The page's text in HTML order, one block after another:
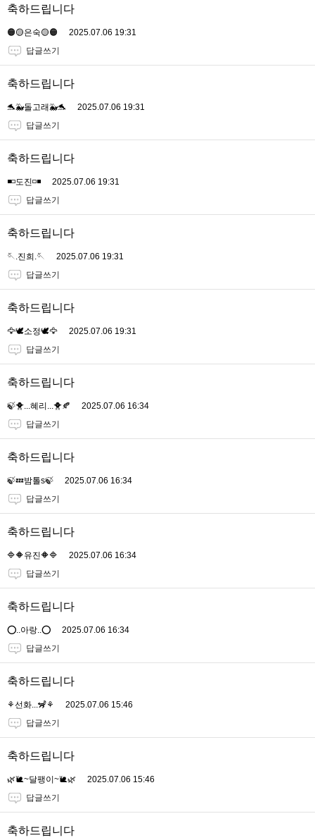
축하드립니다
🟠🟡은숙🟡🟠
2025.07.06 19:31
답글쓰기
축하드립니다
🐬🐳돌고래🐳🐬
2025.07.06 19:31
답글쓰기
축하드립니다
◾️◽️도진◽️◾️
2025.07.06 19:31
답글쓰기
축하드립니다
🪡.진희.🪡
2025.07.06 19:31
답글쓰기
축하드립니다
🦅🕊소정🕊🦅
2025.07.06 19:31
답글쓰기
축하드립니다
🍃🐥...혜리...🐥🍂
2025.07.06 16:34
답글쓰기
축하드립니다
🍃💤밤톨s🍃
2025.07.06 16:34
답글쓰기
축하드립니다
🔷🔶유진🔶🔷
2025.07.06 16:34
답글쓰기
축하드립니다
⭕..아랑..⭕
2025.07.06 16:34
답글쓰기
축하드립니다
⚘️선화...🦨⚘️
2025.07.06 15:46
답글쓰기
축하드립니다
🌿🐌~달팽이~🐌🌿
2025.07.06 15:46
답글쓰기
축하드립니다